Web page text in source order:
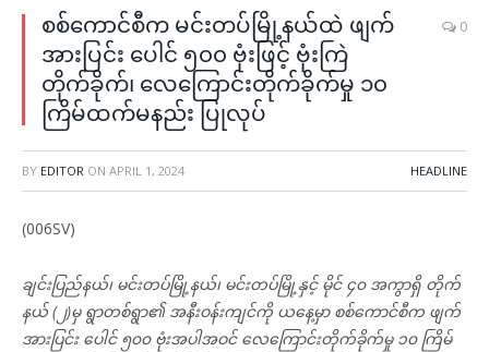
စစ်ကောင်စီက မင်းတပ်မြို့နယ်ထဲ ဖျက်
အားပြင်း ပေါင် ၅၀၀ ဗုံးဖြင့် ဗုံးကြဲ
တိုက်ခိုက်၊ လေကြောင်းတိုက်ခိုက်မှု ၁၀
ကြိမ်ထက်မနည်း ပြုလုပ်
0
BY EDITOR ON APRIL 1, 2024 HEADLINE
(006SV)
ချင်းပြည်နယ်၊ မင်းတပ်မြို့နယ်၊ မင်းတပ်မြို့နှင့် မိုင် ၄၀ အကွာရှိ တိုက်
နယ် (၂)မှ ရွာတစ်ရွာ၏ အနီးဝန်းကျင်ကို ယနေ့မှာ စစ်ကောင်စီက ဖျက်
အားပြင်း ပေါင် ၅၀၀ ဗုံးအပါအဝင် လေကြောင်းတိုက်ခိုက်မှု ၁၀ ကြိမ်